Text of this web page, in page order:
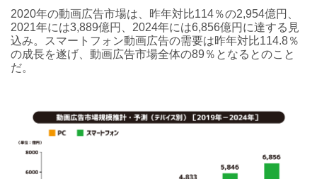
2020年の動画広告市場は、昨年対比114％の2,954億円、
2021年には3,889億円、2024年には6,856億円に達する見
込み。スマートフォン動画広告の需要は昨年対比114.8％
の成長を遂げ、動画広告市場全体の89％となるとのこと
だ。